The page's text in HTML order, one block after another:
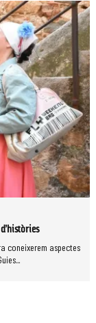
coneixerem aspectes